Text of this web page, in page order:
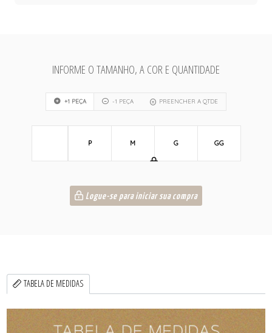
INFORME O TAMANHO, A COR E QUANTIDADE
+1 PEÇA -1 PEÇA PREENCHER A QTDE
P M G GG
Logue-se para iniciar sua compra
TABELA DE MEDIDAS